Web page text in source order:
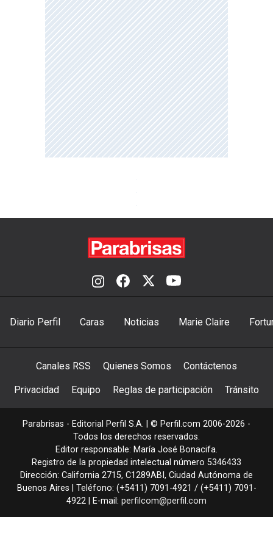
Diario Perfil Caras Noticias Marie Claire
Canales RSS Quienes Somos Contáctenos
Privacidad Equipo Reglas de participación Tránsito
Parabrisas - Editorial Perfil S.A. | © Perfil.com 2006-2026 -
Todos los derechos reservados.
Editor responsable: María José Bonacifa.
Registro de la propiedad intelectual número 5346433
Dirección: California 2715, C1289ABI , Ciudad Autónoma de
Buenos Aires | Teléfono: (+5411) 7091-4921 / (+5411) 7091-
4922 | E-mail: perfilcom@perfil.com